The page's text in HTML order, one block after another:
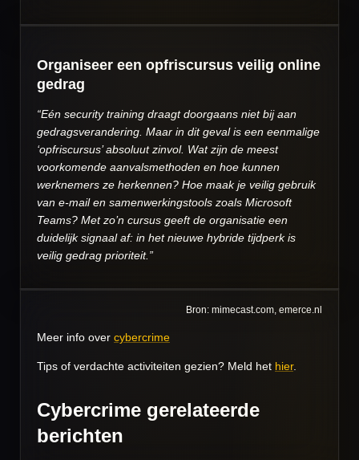
Organiseer een opfriscursus veilig online
gedrag
“Eén security training draagt doorgaans niet bij aan
gedragsverandering. Maar in dit geval is een eenmalige
‘opfriscursus’ absoluut zinvol. Wat zijn de meest
voorkomende aanvalsmethoden en hoe kunnen
werknemers ze herkennen? Hoe maak je veilig gebruik
van e-mail en samenwerkingstools zoals Microsoft
Teams? Met zo’n cursus geeft de organisatie een
duidelijk signaal af: in het nieuwe hybride tijdperk is
veilig gedrag prioriteit.”
Bron: mimecast.com, emerce.nl
Meer info over cybercrime
Tips of verdachte activiteiten gezien? Meld het hier.
Cybercrime gerelateerde
berichten